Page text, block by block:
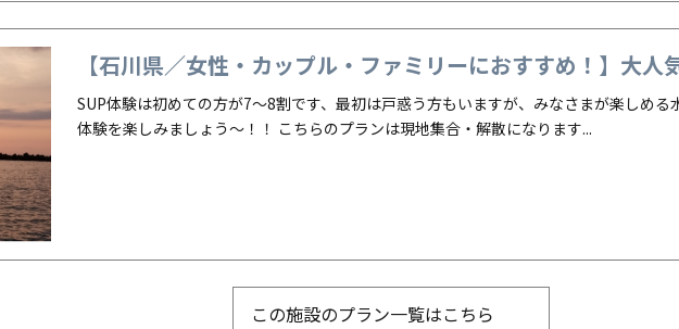
【石川県／女性・カップル・ファミリーにおすすめ！】大
SUP体験は初めての方が7～8割です、最初は戸惑う方もいますが、みなさまが楽しめ
体験を楽しみましょう～！！ こちらのプランは現地集合・解散になります...
この施設のプラン一覧はこちら